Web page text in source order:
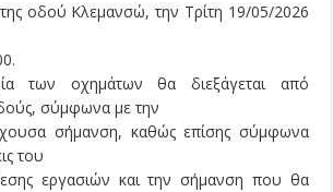
οδού Κλεμανσώ, την Τρίτη 19/05/2026
των οχημάτων θα διεξάγεται από
σύμφωνα με την
σήμανση, καθώς επίσης σύμφωνα
του
εργασιών και την σήμανση που θα